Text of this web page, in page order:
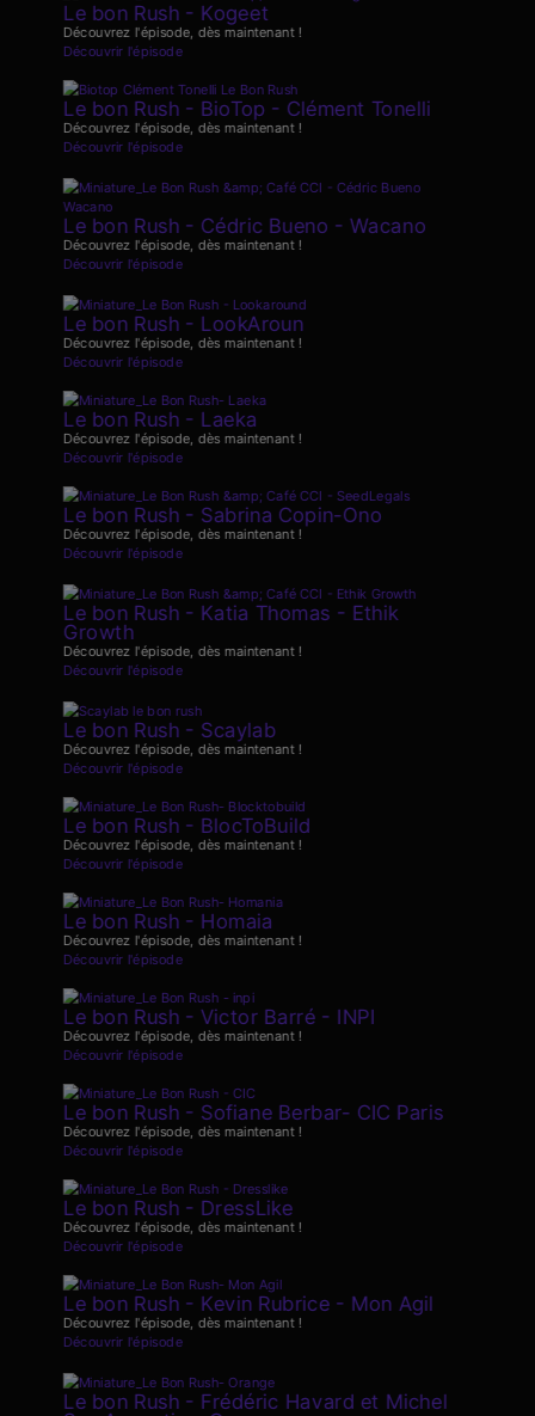
Le bon Rush - Kogeet
Découvrez l'épisode, dès maintenant !
Découvrir l'épisode
Le bon Rush - BioTop - Clément Tonelli
Découvrez l'épisode, dès maintenant !
Découvrir l'épisode
Le bon Rush - Cédric Bueno - Wacano
Découvrez l'épisode, dès maintenant !
Découvrir l'épisode
Le bon Rush - LookAroun
Découvrez l'épisode, dès maintenant !
Découvrir l'épisode
Le bon Rush - Laeka
Découvrez l'épisode, dès maintenant !
Découvrir l'épisode
Le bon Rush - Sabrina Copin-Ono
Découvrez l'épisode, dès maintenant !
Découvrir l'épisode
Le bon Rush - Katia Thomas - Ethik
Growth
Découvrez l'épisode, dès maintenant !
Découvrir l'épisode
Le bon Rush - Scaylab
Découvrez l'épisode, dès maintenant !
Découvrir l'épisode
Le bon Rush - BlocToBuild
Découvrez l'épisode, dès maintenant !
Découvrir l'épisode
Le bon Rush - Homaia
Découvrez l'épisode, dès maintenant !
Découvrir l'épisode
Le bon Rush - Victor Barré - INPI
Découvrez l'épisode, dès maintenant !
Découvrir l'épisode
Le bon Rush - Sofiane Berbar- CIC Paris
Découvrez l'épisode, dès maintenant !
Découvrir l'épisode
Le bon Rush - DressLike
Découvrez l'épisode, dès maintenant !
Découvrir l'épisode
Le bon Rush - Kevin Rubrice - Mon Agil
Découvrez l'épisode, dès maintenant !
Découvrir l'épisode
Le bon Rush - Frédéric Havard et Michel